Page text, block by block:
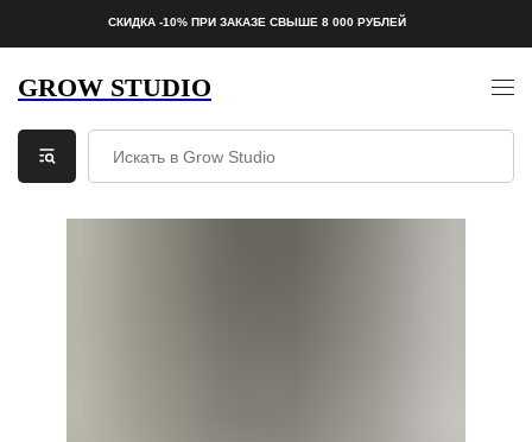
СКИДКА -10% ПРИ ЗАКАЗЕ СВЫШЕ 8 000 РУБЛЕЙ
GROW STUDIO